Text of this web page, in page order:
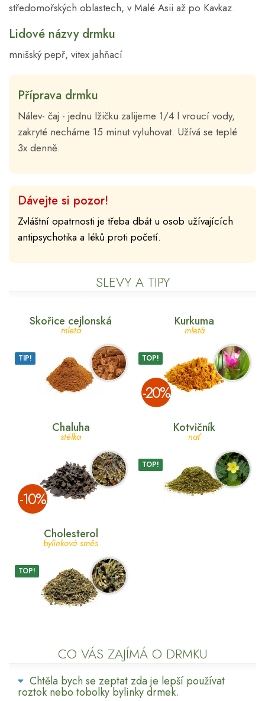
středomořských oblastech, v Malé Asii až po Kavkaz.
Lidové názvy drmku
mnišský pepř, vitex jahňací
Příprava drmku
Nálev- čaj - jednu lžičku zalijeme 1/4 l vroucí vody,
zakryté necháme 15 minut vyluhovat. Užívá se teplé
3x denně.
Dávejte si pozor!
Zvláštní opatrnosti je třeba dbát u osob užívajících
antipsychotika a léků proti početí.
SLEVY A TIPY
Skořice cejlonská
mletá
TIP!
Kurkuma
mletá
TOP!
­-20%
Chaluha
stélka
­-10%
Kotvičník
nať
TOP!
Cholesterol
bylinková směs
TOP!
CO VÁS ZAJÍMÁ O DRMKU
Chtěla bych se zeptat zda je lepší používat
roztok nebo tobolky bylinky drmek.